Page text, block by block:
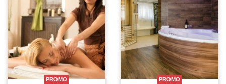
PROMO PROMO